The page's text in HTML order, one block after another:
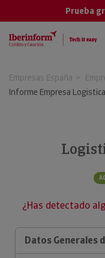
Prueba
Empresas España
Informe Empresa
¿Has detectado
Datos Generales